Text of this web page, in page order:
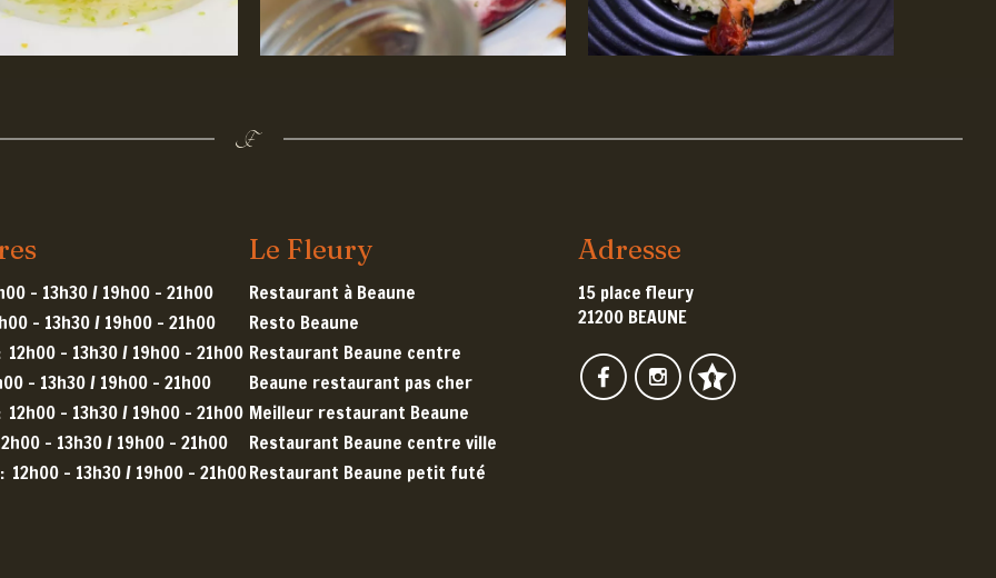
- 13h30 / 19h00 - 21h00
- 13h30 / 19h00 - 21h00
12h00 - 13h30 / 19h00 - 21h00
- 13h30 / 19h00 - 21h00
12h00 - 13h30 / 19h00 - 21h00
- 13h30 / 19h00 - 21h00
12h00 - 13h30 / 19h00 - 21h00
Le Fleury
Restaurant à Beaune
Resto Beaune
Restaurant Beaune centre
Beaune restaurant pas cher
Meilleur restaurant Beaune
Restaurant Beaune centre ville
Restaurant Beaune petit futé
Adresse
15 place fleury
21200 BEAUNE